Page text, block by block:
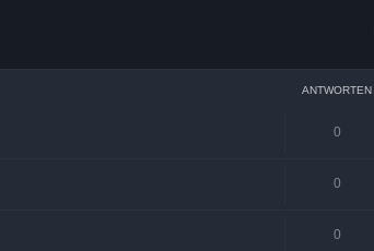
ANTWORTEN
0
0
0